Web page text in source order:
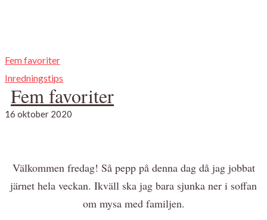
Fem favoriter
Inredningstips
Fem favoriter
16 oktober 2020
Välkommen fredag! Så pepp på denna dag då jag jobbat
järnet hela veckan. Ikväll ska jag bara sjunka ner i soffan
om mysa med familjen.